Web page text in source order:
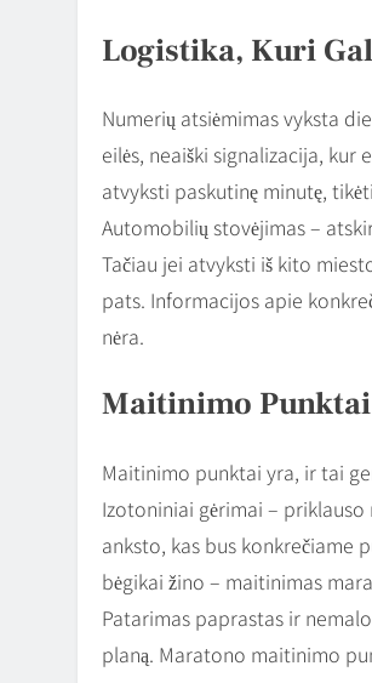
Logistika, Kuri
Numerių atsiėmimas vyksta
eilės, neaiški signalizacija,
atvyksti paskutinę minutę,
Automobilių stovėjimas –
Tačiau jei atvyksti iš kito
pats. Informacijos apie
nėra.
Maitinimo
Maitinimo punktai yra, ir tai
Izotoniniai gėrimai – priklauso
anksto, kas bus konkrečiame
bėgikai žino – maitinimas
Patarimas paprastas ir
planą. Maratono maitinimo